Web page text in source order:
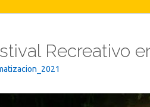
Recreativo